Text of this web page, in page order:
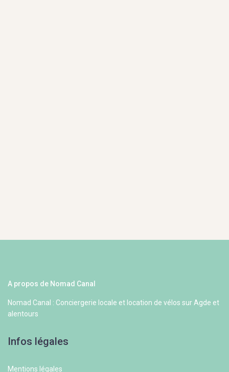
A propos de Nomad Canal
Nomad Canal : Conciergerie locale et location de vélos sur Agde et
alentours
Infos légales
Mentions légales